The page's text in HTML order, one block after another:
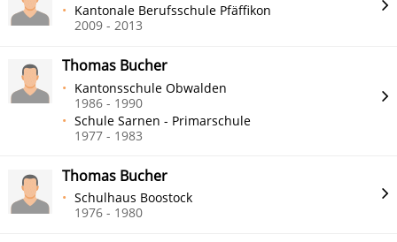
Kantonale Berufsschule Pfäffikon
2009 - 2013
Thomas Bucher
Kantonsschule Obwalden
1986 - 1990
Schule Sarnen - Primarschule
1977 - 1983
Thomas Bucher
Schulhaus Boostock
1976 - 1980